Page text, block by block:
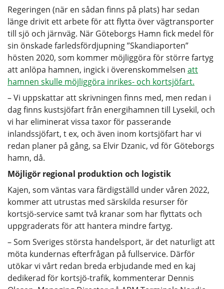
Regeringen (när en sådan finns på plats) har sedan
länge drivit ett arbete för att flytta över vägtransporter
till sjö och järnväg. När Göteborgs Hamn fick medel för
sin önskade farledsfördjupning ”Skandiaporten”
hösten 2020, som kommer möjliggöra för större fartyg
att anlöpa hamnen, ingick i överenskommelsen att
hamnen skulle möjliggöra inrikes- och kortsjöfart.
– Vi uppskattar att skrivningen finns med, men redan i
dag finns kustsjöfart från energihamnen till Lysekil, och
vi har eliminerat vissa taxor för passerande
inlandssjöfart, t ex, och även inom kortsjöfart har vi
redan planer på gång, sa Elvir Dzanic, vd för Göteborgs
hamn, då.
Möjligör regional produktion och logistik
Kajen, som väntas vara färdigställd under våren 2022,
kommer att utrustas med särskilda resurser för
kortsjö-service samt två kranar som har flyttats och
uppgraderats för att hantera mindre fartyg.
– Som Sveriges största handelsport, är det naturligt att
möta kundernas efterfrågan på fullservice. Därför
utökar vi vårt redan breda erbjudande med en kaj
dedikerad för kortsjö-trafik, kommenterar Dennis